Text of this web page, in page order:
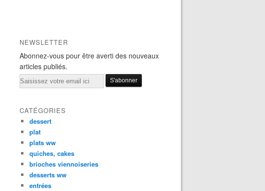
NEWSLETTER
Abonnez-vous pour être averti des nouveaux
articles publiés.
Email
CATÉGORIES
dessert
plat
plats ww
quiches, cakes
brioches viennoiseries
desserts ww
entrées